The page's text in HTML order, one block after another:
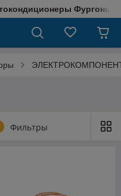
Фургоны
Фильтры